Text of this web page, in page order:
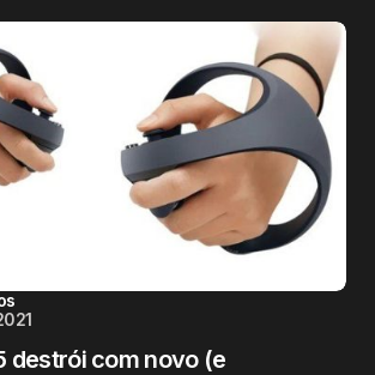
destrói com novo (e